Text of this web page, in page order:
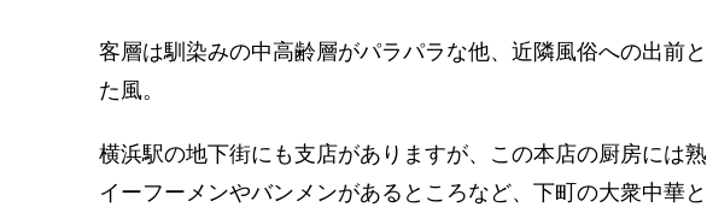
客層は馴染みの中高齢層がパラパラな他、近隣風俗への出前
た風。
横浜駅の地下街にも支店がありますが、この本店の厨房には
イーフーメンやバンメンがあるところなど、下町の大衆中華